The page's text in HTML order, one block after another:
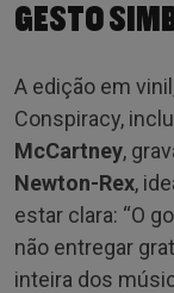
GESTO
A edição em
Conspiracy,
McCartney,
Newton-Rex,
estar clara: “O
não entregar
inteira dos